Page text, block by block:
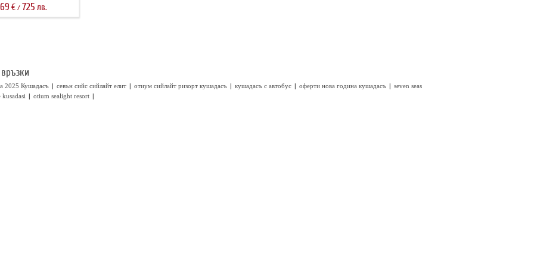
€/ 725 лв.
2025 Кушадасъ | севън сийс сийлайт елит | отиум сийлайт ризорт кушадасъ | кушадасъ с автобус | оферти нова година кушадасъ | seven seas
| otium sealight resort |